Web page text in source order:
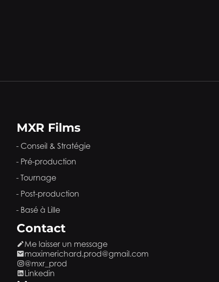
MXR Films
Conseil & Stratégie
Pré-production
Tournage
Post-production
Basé à Lille
Contact
Me laisser un message
maximerichard.prod@gmail.com
@mxr_prod
Linkedin